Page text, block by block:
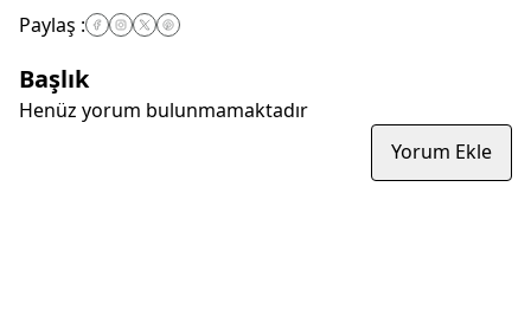
Paylaş :
Başlık
Henüz yorum bulunmamaktadır
Yorum Ekle